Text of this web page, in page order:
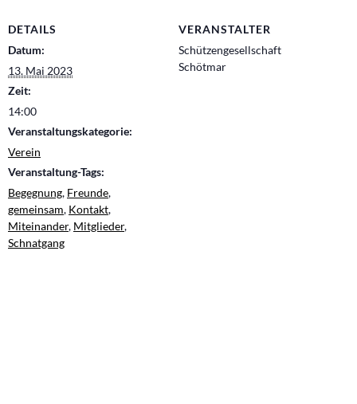
DETAILS
Datum:
13. Mai 2023
Zeit:
14:00
Veranstaltungskategorie:
Verein
Veranstaltung-Tags:
Begegnung, Freunde,
gemeinsam, Kontakt,
Miteinander, Mitglieder,
Schnatgang
VERANSTALTER
Schützengesellschaft
Schötmar